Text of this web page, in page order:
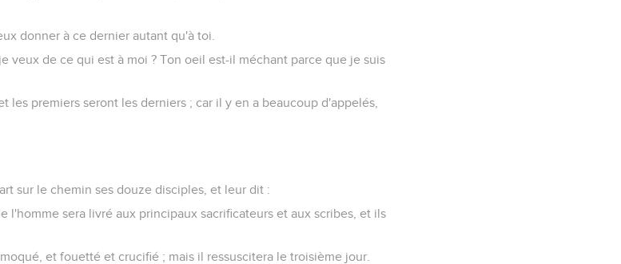
donner à ce dernier autant qu'à toi.
veux de ce qui est à moi ? Ton oeil est-il méchant parce que je suis
les premiers seront les derniers ; car il y en a beaucoup d'appelés,
sur le chemin ses douze disciples, et leur dit :
l'homme sera livré aux principaux sacrificateurs et aux scribes, et ils
et fouetté et crucifié ; mais il ressuscitera le troisième jour.